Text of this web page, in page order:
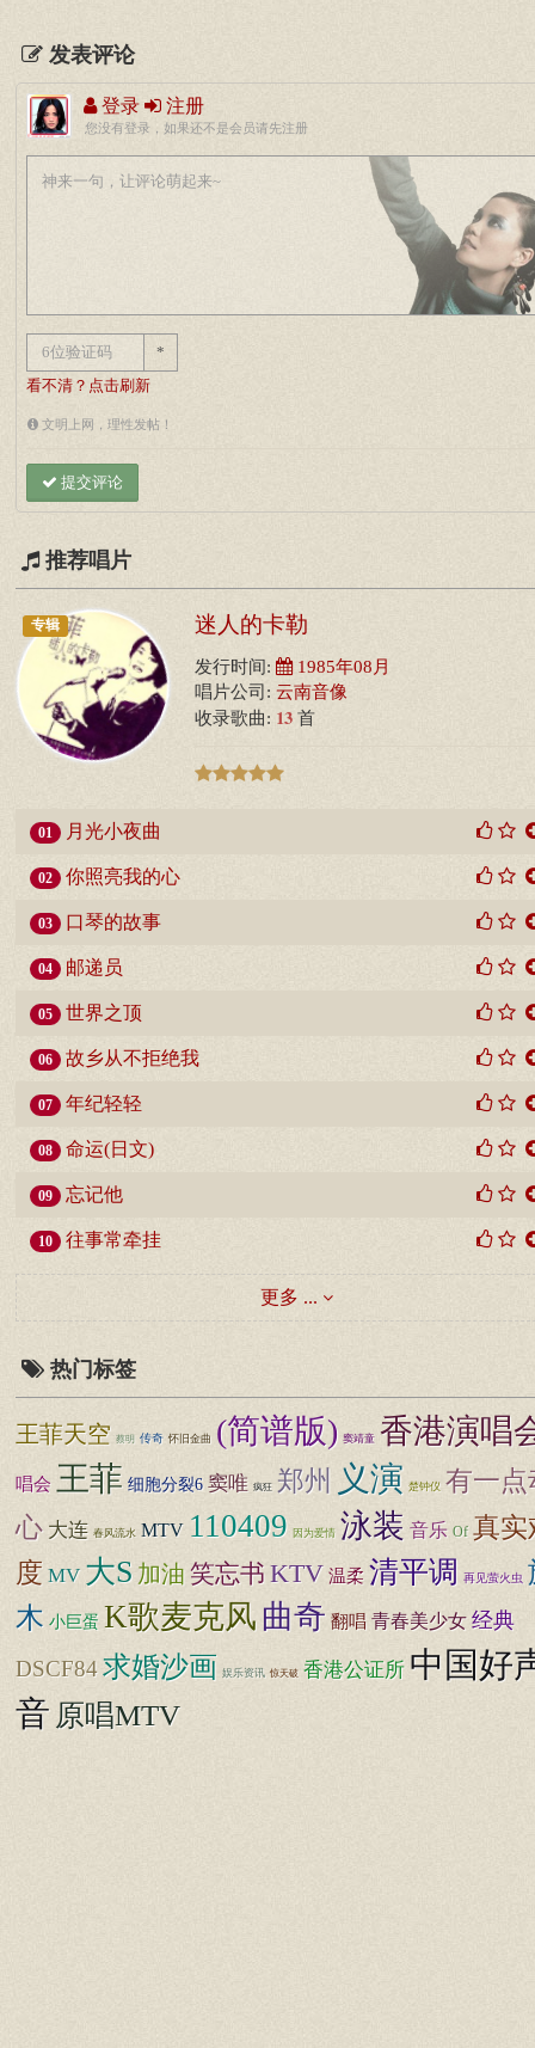
发表评论
登录 注册
您没有登录，如果还不是会员请先注册
*
看不清？点击刷新
文明上网，理性发帖！
提交评论
推荐唱片
专辑 迷人的卡勒
发行时间: 1985年08月
唱片公司: 云南音像
收录歌曲: 13 首
01 月光小夜曲
02 你照亮我的心
03 口琴的故事
04 邮递员
05 世界之顶
06 故乡从不拒绝我
07 年纪轻轻
08 命运(日文)
09 忘记他
10 往事常牵挂
更多 ...
热门标签
王菲天空 蔡明 传奇 怀旧金曲 (简谱版) 窦靖童 香港演唱
唱会 王菲 细胞分裂6 窦唯 疯狂 郑州 义演 楚钟仪 有一点
心 大连 春风流水 MTV 110409 因为爱情 泳装 音乐 Of 真实
度 MV 大S 加油 笑忘书KTV 温柔 清平调 再见萤火虫
木 小巨蛋 K歌麦克风 曲奇 翻唱 青春美少女 经典
DSCF84求婚沙画 娱乐资讯 惊天破 香港公证所 中国好
音 原唱MTV